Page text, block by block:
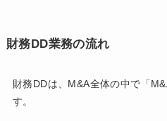
財務DD業務の流れ
財務DDは、M&A全体の中で「
す。